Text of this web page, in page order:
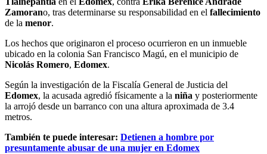
Zamorano, tras determinarse su responsabilidad en el fallecimiento
de la menor.
Los hechos que originaron el proceso ocurrieron en un inmueble
ubicado en la colonia San Francisco Magú, en el municipio de
Nicolás Romero, Edomex.
Según la investigación de la Fiscalía General de Justicia del
Edomex, la acusada agredió físicamente a la niña y posteriormente
la arrojó desde un barranco con una altura aproximada de 3.4
metros.
También te puede interesar: Detienen a hombre por
presuntamente abusar de una mujer en Edomex